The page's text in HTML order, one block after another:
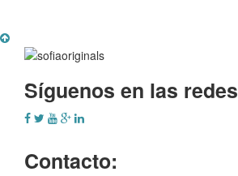
Síguenos en las redes
Contacto: